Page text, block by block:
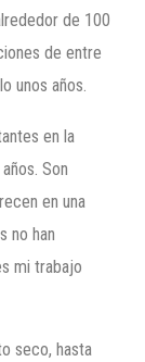
de 100
de entre
unos años.
en la
Son
en una
no han
mi trabajo
seco, hasta